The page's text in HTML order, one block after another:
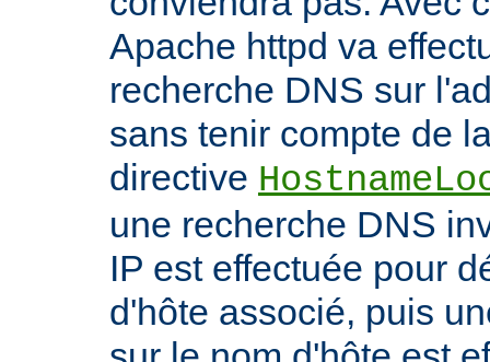
Apache httpd va
recherche DNS sur
sans tenir compte de
directive
une recherche DNS
IP est effectuée pour
d'hôte associé, puis